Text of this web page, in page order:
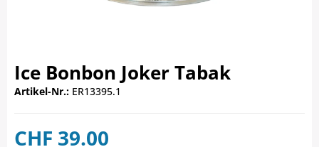
Ice Bonbon Joker Tabak
Artikel-Nr.: ER13395.1
CHF 39.00